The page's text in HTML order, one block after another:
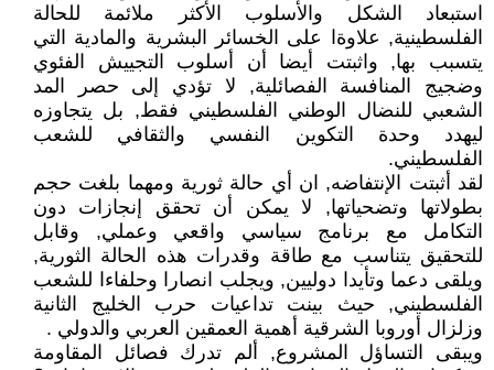
استبعاد الشكل والأسلوب الأكثر ملائمة للحالة
الفلسطينية, علاوةا على الخسائر البشرية والمادية التي
يتسبب بها, واثبتت أيضا أن أسلوب التجييش الفئوي
وضجيج المنافسة الفصائلية, لا تؤدي إلى حصر المد
الشعبي للنضال الوطني الفلسطيني فقط, بل يتجاوزه
ليهدد وحدة التكوين النفسي والثقافي للشعب
الفلسطيني.
لقد أثبتت الإنتفاضه, ان أي حالة ثورية ومهما بلغت حجم
بطولاتها وتضحياتها, لا يمكن أن تحقق إنجازات دون
التكامل مع برنامج سياسي واقعي وعملي, وقابل
للتحقيق يتناسب مع طاقة وقدرات هذه الحالة الثورية,
ويلقى دعما وتأيدا دوليين, ويجلب انصارا وحلفاءا للشعب
الفلسطيني, حيث بينت تداعيات حرب الخليج الثانية
وزلزال أوروبا الشرقية أهمية العمقين العربي والدولي .
ويبقى التساؤل المشروع, ألم تدرك فصائل المقاومة